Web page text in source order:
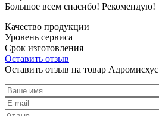
Большое всем спасибо! Рекомендую!
Качество продукции
Уровень сервиса
Срок изготовления
Оставить отзыв
Оставить отзыв на товар Адромисхус